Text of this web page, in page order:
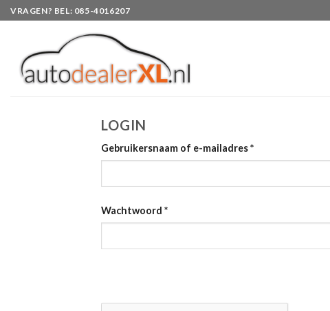
Skip
to
VRAGEN? BEL: 085-4016207
LOGIN
Gebruikersnaam of e-mailadres*
Wachtwoord *